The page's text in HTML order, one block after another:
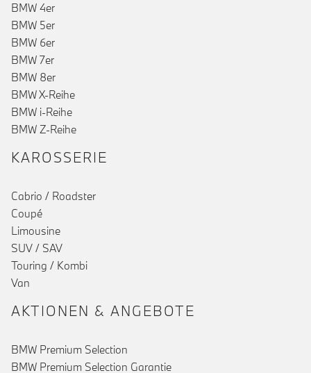
BMW 4er
BMW 5er
BMW 6er
BMW 7er
BMW 8er
BMW X-Reihe
BMW i-Reihe
BMW Z-Reihe()
KAROSSERIE
Cabrio / Roadster
Coupé
Limousine
SUV / SAV
Touring / Kombi
Van
AKTIONEN & ANGEBOTE
BMW Premium Selection
BMW Premium Selection Garantie